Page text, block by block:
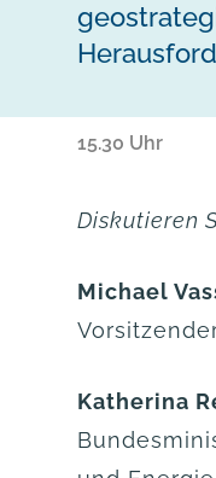
15.30 Uhr
Diskutieren
Michael
Katherina